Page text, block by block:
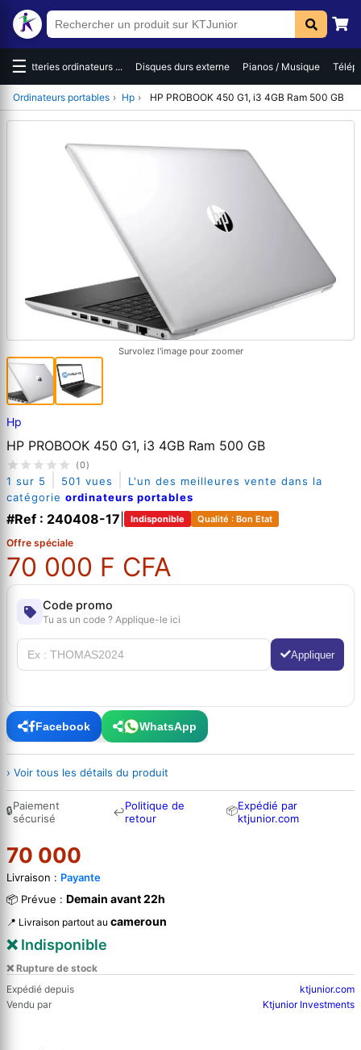
☰Batteries ordinateurs ... Disques durs externe Pianos / Musique
Ordinateurs portables › Hp › HP PROBOOK 450 G1, i3 4GB Ram 500 GB
Survolez l'image pour zoomer
Hp
HP PROBOOK 450 G1, i3 4GB Ram 500 GB
(0)
1 sur 5 501 vues
L'un des meilleures vente dans la
catégorie ordinateurs portables
#Ref : 240408-17 Indisponible Qualité : Bon Etat
Offre spéciale
70 000 F CFA
Code promo
Tu as un code ? Applique-le ici
Appliquer
Facebook WhatsApp
› Voir tous les détails du produit
🔒Paiement
sécurisé
↩Politique de
retour
📦Expédié par
ktjunior.com
70 000
Livraison : Payante
📦 Prévue : Demain avant 22h
📍 Livraison partout au cameroun
❌ Indisponible
❌ Rupture de stock
Expédié depuis
ktjunior.com
Vendu par
Ktjunior Investments